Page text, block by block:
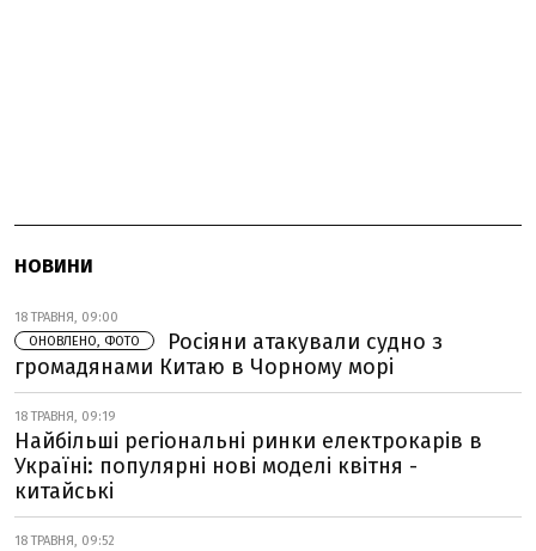
НОВИНИ
18 ТРАВНЯ, 09:00
ОНОВЛЕНО, ФОТО
Росіяни атакували судно з
громадянами Китаю в Чорному морі
18 ТРАВНЯ, 09:19
Найбільші регіональні ринки електрокарів в
Україні: популярні нові моделі квітня -
китайські
18 ТРАВНЯ, 09:52